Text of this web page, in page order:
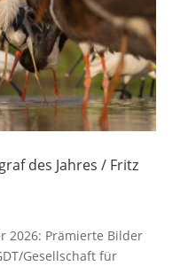
des Jahres / Fritz
2026: Prämierte Bilder
Gesellschaft für